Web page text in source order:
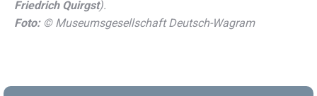
Friedrich Quirgst).
Foto:© Museumsgesellschaft Deutsch-Wagram